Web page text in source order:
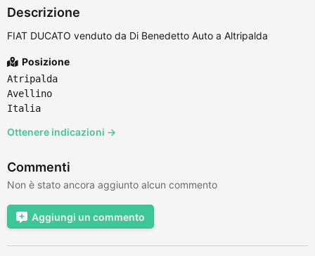
Descrizione
FIAT DUCATO venduto da Di Benedetto Auto a Altripalda
Posizione
Atripalda
Avellino
Italia
Ottenere indicazioni →
Commenti
Non è stato ancora aggiunto alcun commento
Aggiungi un commento